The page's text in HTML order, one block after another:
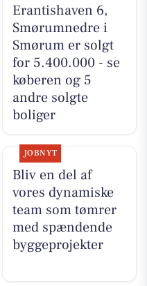
Erantishaven 6,
Smørumnedre i
Smørum er solgt
for 5.400.000 - se
køberen og 5
andre solgte
boliger
JOBNYT
Bliv en del af
vores dynamiske
team som tømrer
med spændende
byggeprojekter